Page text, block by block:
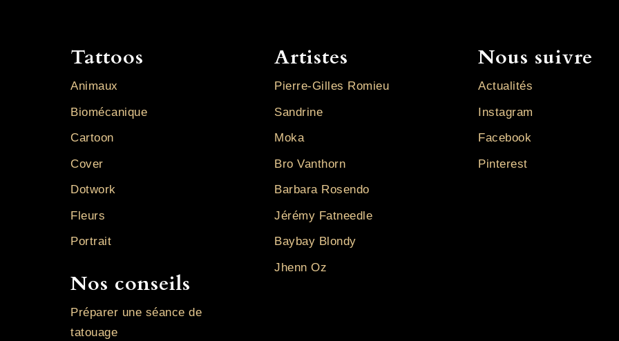
Tattoos
Animaux
Biomécanique
Cartoon
Cover
Dotwork
Fleurs
Portrait
Nos conseils
Préparer une séance de
tatouage
Artistes
Pierre-Gilles Romieu
Sandrine
Moka
Bro Vanthorn
Barbara Rosendo
Jérémy Fatneedle
Baybay Blondy
Jhenn Oz
Nous suivre
Actualités
Instagram
Facebook
Pinterest